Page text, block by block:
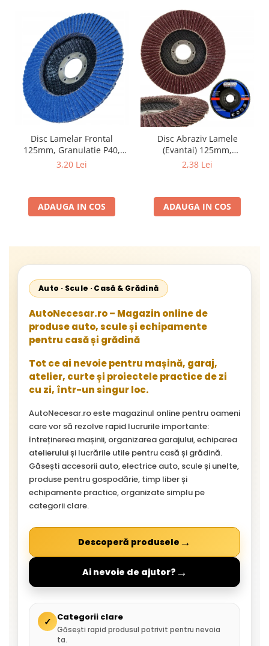
Disc Lamelar Frontal
125mm, Granulatie P40,
Abraziv Premium din
13300 RPM, pentru Slefuire
Otel, Inox, Lemn si Metal,
3,20 Lei
ADAUGA IN COS
Disc Abraziv Lamele
(Evantai) 125mm,
Granulație , pentru Metal și
2,38 Lei
ADAUGA IN COS
Auto · Scule · Casă & Grădină
AutoNecesar.ro – Magazin online de
produse auto, scule și echipamente
pentru casă și grădină
Tot ce ai nevoie pentru mașină, garaj,
atelier, curte și proiectele practice de zi
cu zi, într-un singur loc.
AutoNecesar.ro este magazinul online pentru oameni
care vor să rezolve rapid lucrurile importante:
întreținerea mașinii, organizarea garajului, echiparea
atelierului și lucrările utile pentru casă și grădină.
Găsești accesorii auto, electrice auto, scule și unelte,
produse pentru gospodărie, timp liber și
echipamente practice, organizate simplu pe
categorii clare.
Descoperă produsele →
Ai nevoie de ajutor? →
✓ Categorii clare
Găsești rapid produsul potrivit pentru nevoia
ta.